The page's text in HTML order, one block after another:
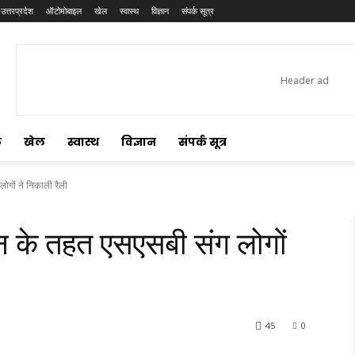
उत्तरप्रदेश ऑटोमोबाइल खेल स्वास्थ विज्ञान संपर्क सूत्र
खेल स्वास्थ विज्ञान संपर्क सूत्र
ने निकाली रैली
के तहत एसएसबी संग लोगों
0
45